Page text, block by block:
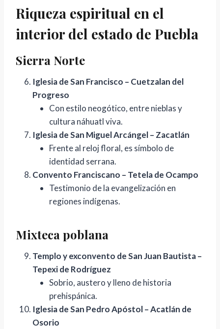
Riqueza espiritual en el
interior del estado de Puebla
Sierra Norte
Iglesia de San Francisco – Cuetzalan del
Progreso
Con estilo neogótico, entre nieblas y
cultura náhuatl viva.
Iglesia de San Miguel Arcángel – Zacatlán
Frente al reloj floral, es símbolo de
identidad serrana.
Convento Franciscano – Tetela de Ocampo
Testimonio de la evangelización en
regiones indígenas.
Mixteca poblana
Templo y exconvento de San Juan Bautista –
Tepexi de Rodríguez
Sobrio, austero y lleno de historia
prehispánica.
Iglesia de San Pedro Apóstol – Acatlán de
Osorio